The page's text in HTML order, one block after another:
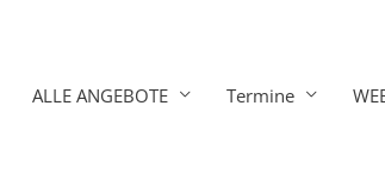
ALLE ANGEBOTE Termine